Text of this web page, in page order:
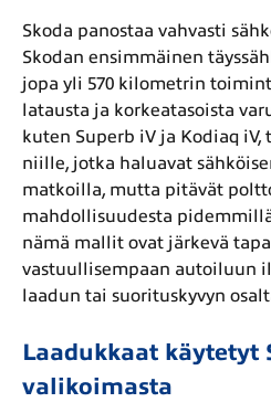
Skoda panostaa vahvasti
Skodan ensimmäinen
jopa yli 570 kilometrin
latausta ja korkeatasoista
kuten Superb iV ja Kodiaq
niille, jotka haluavat
matkoilla, mutta pitävät
mahdollisuudesta
nämä mallit ovat järkevä
vastuullisempaan autoiluun
laadun tai suorituskyvyn
Laadukkaat käytetyt
valikoimasta